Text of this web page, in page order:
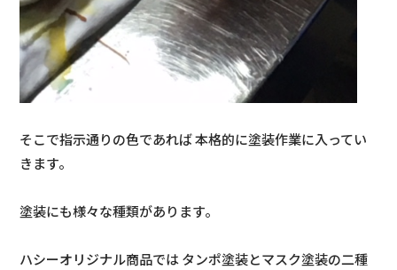
そこで指示通りの色であれば 本格的に塗装作業に入ってい
きます。
塗装にも様々な種類があります。
ハシーオリジナル商品では タンポ塗装とマスク塗装の二種